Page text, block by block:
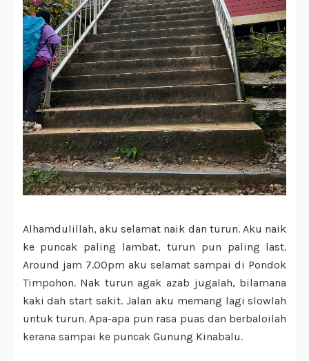
Alhamdulillah, aku selamat naik dan turun. Aku naik
ke puncak paling lambat, turun pun paling last.
Around jam 7.00pm aku selamat sampai di Pondok
Timpohon. Nak turun agak azab jugalah, bilamana
kaki dah start sakit. Jalan aku memang lagi slowlah
untuk turun. Apa-apa pun rasa puas dan berbaloilah
kerana sampai ke puncak Gunung Kinabalu.